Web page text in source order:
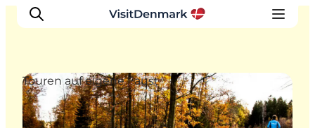
Inspiration
Touren auf eigene Faust